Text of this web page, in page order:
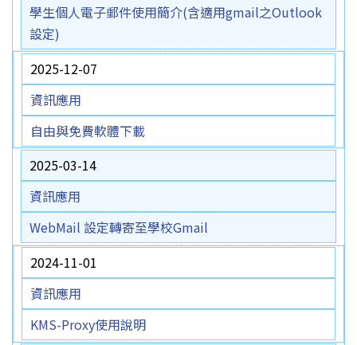
學生個人電子郵件使用簡介(含適用gmail之Outlook
設定)
2025-12-07
資訊應用
自由與免費軟體下載
2025-03-14
資訊應用
WebMail 設定轉寄至學校Gmail
2024-11-01
資訊應用
KMS-Proxy使用說明